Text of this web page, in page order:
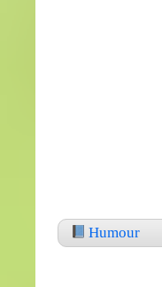
Humour